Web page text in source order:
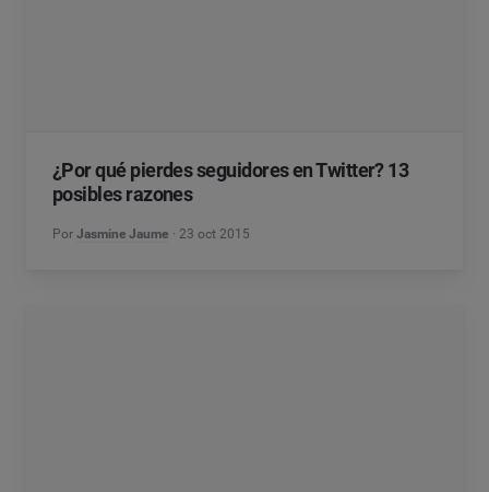
¿Por qué pierdes seguidores en Twitter? 13
posibles razones
Por Jasmine Jaume 23 oct 2015